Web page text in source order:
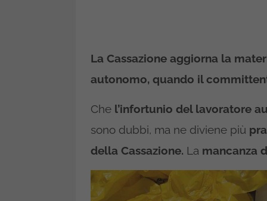
La Cassazione aggiorna la
autonomo, quando il
Che l’infortunio del lavoratore
sono dubbi, ma ne diviene più
della Cassazione. La mancanza